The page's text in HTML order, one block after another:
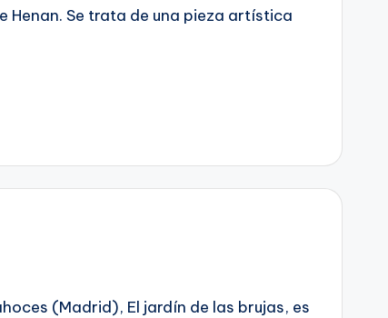
Henan. Se trata de una pieza artística
(Madrid), El jardín de las brujas, es